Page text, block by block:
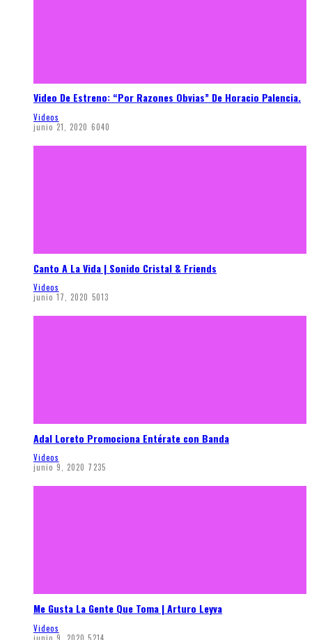
Video De Estreno: “Por Razones Obvias” De Horacio Palencia.
Videos
junio 21, 2020 6040
Canto A La Vida | Sonido Cristal & Friends
Videos
junio 17, 2020 5013
Adal Loreto Promociona Entérate con Banda
Videos
junio 9, 2020 7235
Me Gusta La Gente Que Toma | Arturo Leyva
Videos
junio 9, 2020 5214